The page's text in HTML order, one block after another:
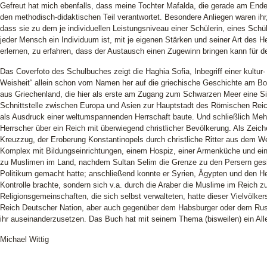
Gefreut hat mich ebenfalls, dass meine Tochter Mafalda, die gerade am
den methodisch-didaktischen Teil verantwortet. Besondere Anliegen waren
dass sie zu dem je individuellen Leistungsniveau einer Schülerin, eines
jeder Mensch ein Individuum ist, mit je eigenen Stärken und seiner Art des
erlernen, zu erfahren, dass der Austausch einen Zugewinn bringen kann für
Das Coverfoto des Schulbuches zeigt die Haghia Sofia, Inbegriff einer
Weisheit“ allein schon vom Namen her auf die griechische Geschichte am
aus Griechenland, die hier als erste am Zugang zum Schwarzen Meer eine
Schnittstelle zwischen Europa und Asien zur Hauptstadt des Römischen
als Ausdruck einer weltumspannenden Herrschaft baute. Und schließlich
Herrscher über ein Reich mit überwiegend christlicher Bevölkerung. Als
Kreuzzug, der Eroberung Konstantinopels durch christliche Ritter aus dem
Komplex mit Bildungseinrichtungen, einem Hospiz, einer Armenküche und
zu Muslimen im Land, nachdem Sultan Selim die Grenze zu den Persern
Politikum gemacht hatte; anschließend konnte er Syrien, Ägypten und den
Kontrolle brachte, sondern sich v.a. durch die Araber die Muslime im Reich
Religionsgemeinschaften, die sich selbst verwalteten, hatte dieser
Reich Deutscher Nation, aber auch gegenüber dem Habsburger oder dem
ihr auseinanderzusetzen. Das Buch hat mit seinem Thema (bisweilen) ein
Michael Wittig